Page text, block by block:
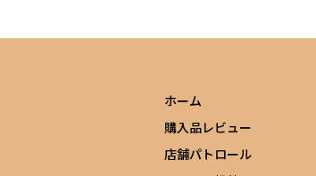
ホーム
購入品レビュー
店舗パトロール